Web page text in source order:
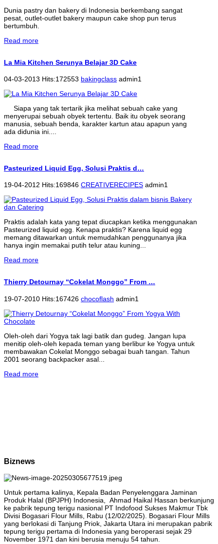
Dunia pastry dan bakery di Indonesia berkembang sangat
pesat, outlet-outlet bakery maupun cake shop pun terus
bertumbuh.
Read more
La Mia Kitchen Serunya Belajar 3D Cake
04-03-2013 Hits:172553 bakingclass admin1
Siapa yang tak tertarik jika melihat sebuah cake yang
menyerupai sebuah obyek tertentu. Baik itu obyek seorang
manusia, sebuah benda, karakter kartun atau apapun yang
ada didunia ini....
Read more
Pasteurized Liquid Egg, Solusi Praktis d…
19-04-2012 Hits:169846 CREATIVERECIPES admin1
Praktis adalah kata yang tepat diucapkan ketika menggunakan
Pasteurized liquid egg. Kenapa praktis? Karena liquid egg
memang ditawarkan untuk memudahkan penggunanya jika
hanya ingin memakai putih telur atau kuning...
Read more
Thierry Detournay “Cokelat Monggo” From …
19-07-2010 Hits:167426 chocoflash admin1
Oleh-oleh dari Yogya tak lagi batik dan gudeg. Jangan lupa
menitip oleh-oleh kepada teman yang berlibur ke Yogya untuk
membawakan Cokelat Monggo sebagai buah tangan. Tahun
2001 seorang backpacker asal...
Read more
Biznews
Untuk pertama kalinya, Kepala Badan Penyelenggara Jaminan
Produk Halal (BPJPH) Indonesia, Ahmad Haikal Hassan berkunjung
ke pabrik tepung terigu nasional PT Indofood Sukses Makmur Tbk
Divisi Bogasari Flour Mills, Rabu (12/02/2025). Bogasari Flour Mills
yang berlokasi di Tanjung Priok, Jakarta Utara ini merupakan pabrik
tepung terigu pertama di Indonesia yang beroperasi sejak 29
November 1971 dan kini berusia menuju 54 tahun.